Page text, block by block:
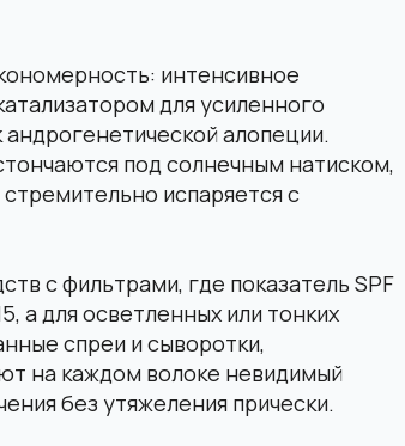
интенсивное
для усиленного
алопеции.
под солнечным натиском,
испаряется с
с фильтрами, где показатель SPF
а для осветленных или тонких
спреи и сыворотки,
на каждом волоке невидимый
без утяжеления прически.